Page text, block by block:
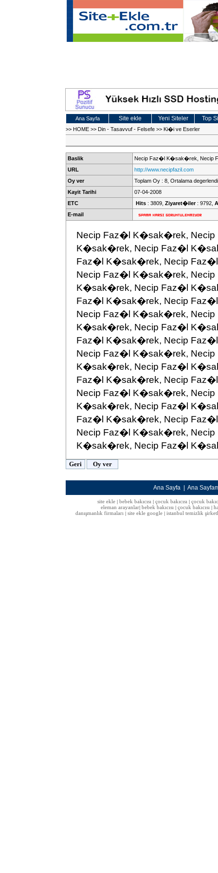
Ana Sayfa Site ekle Yeni Siteler Top
>> HOME >> Din - Tasavvuf - Felsefe >> Ki�i ve Eserler
Baslik
Necip Faz�l K�sak�rek, Necip
URL
http://www.necipfazil.com
Oy ver
Toplam Oy : 8, Ortalama
Kayit Tarihi
07-04-2008
ETC
Hits : 3809, Ziyaret�iler: 9792,
E-mail
Necip Faz�l K�sak�rek,
K�sak�rek, Necip Faz�l
Faz�l K�sak�rek, Necip
Necip Faz�l K�sak�rek,
K�sak�rek, Necip Faz�l
Faz�l K�sak�rek, Necip
Necip Faz�l K�sak�rek,
K�sak�rek, Necip Faz�l
Faz�l K�sak�rek, Necip
Necip Faz�l K�sak�rek,
K�sak�rek, Necip Faz�l
Faz�l K�sak�rek, Necip
Necip Faz�l K�sak�rek,
K�sak�rek, Necip Faz�l
Faz�l K�sak�rek, Necip
Necip Faz�l K�sak�rek,
K�sak�rek, Necip Faz�l
Ana Sayfa Ana
site ekle| bebek bakıcısı| çocuk bakıcısı| çocuk
eleman arayanlar bebek bakıcısı çocuk bakıcısı
danışmanlık firmaları
site ekle google istanbul temizlik